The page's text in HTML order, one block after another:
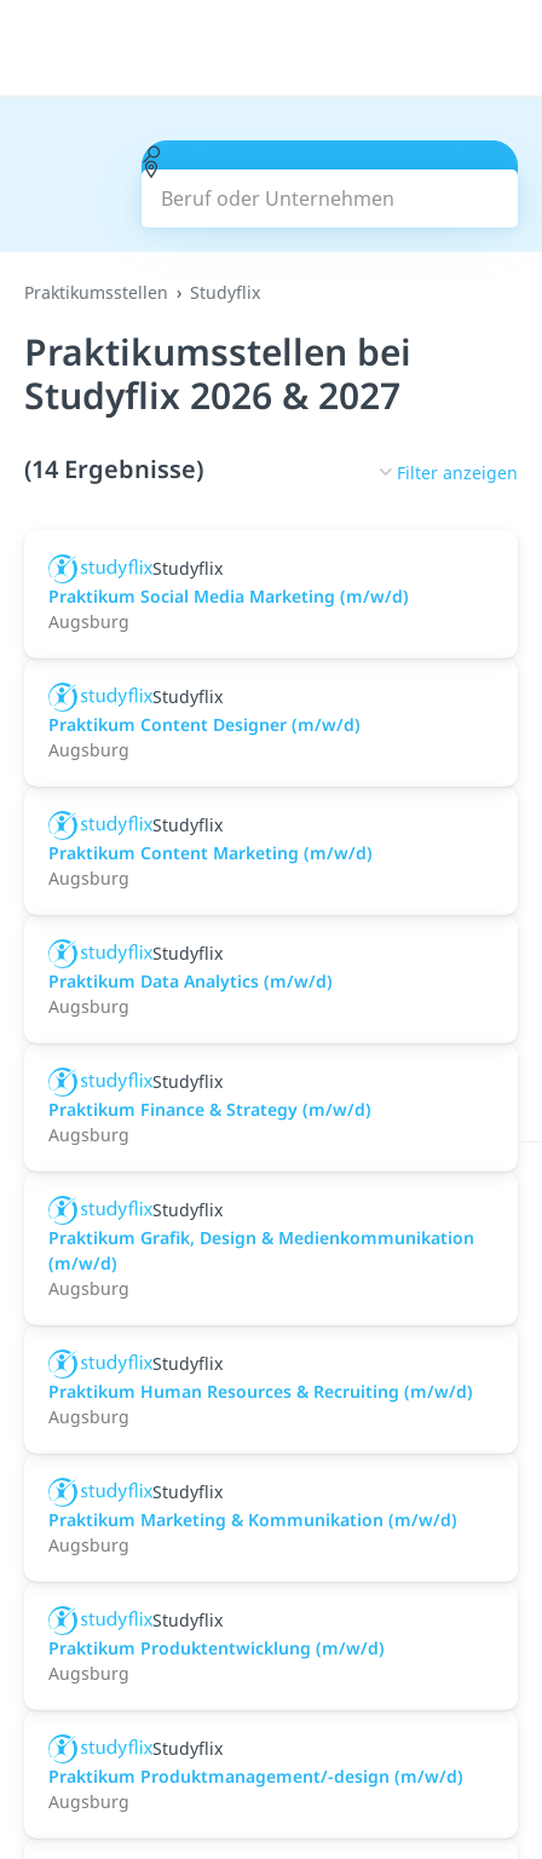
Beruf oder Unternehmen
Suchen
Praktikumsstellen Studyflix
Praktikumsstellen bei
Studyflix 2026 & 2027
(14 Ergebnisse) Filter anzeigen
Studyflix
Praktikum Social Media Marketing (m/w/d)
Augsburg
Studyflix
Praktikum Content Designer (m/w/d)
Augsburg
Studyflix
Praktikum Content Marketing (m/w/d)
Augsburg
Studyflix
Praktikum Data Analytics (m/w/d)
Augsburg
Studyflix
Praktikum Finance & Strategy (m/w/d)
Augsburg
Studyflix
Praktikum Grafik, Design & Medienkommunikation
(m/w/d)
Augsburg
Studyflix
Praktikum Human Resources & Recruiting (m/w/d)
Augsburg
Studyflix
Praktikum Marketing & Kommunikation (m/w/d)
Augsburg
Studyflix
Praktikum Produktentwicklung (m/w/d)
Augsburg
Studyflix
Praktikum Produktmanagement/-design (m/w/d)
Augsburg